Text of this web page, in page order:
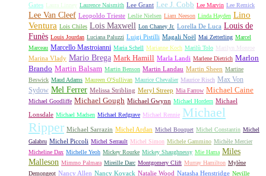
Gates Laura Linney Laurence Naismith Lee Grant Lee J. Cobb Lee Marvin Lee Remick
Lee Van Cleef Leopoldo Trieste Leslie Nielsen Liam Neeson Linda Hayden Lino
Ventura Lois Chiles Lois Maxwell Lon Chaney Jr. Lorella De Luca Louis de
Funès Louis Jourdan Luciana Paluzzi Luigi Pistilli Magali Noël Mai Zetterling Marcel
Marceau Marcello Mastroianni Maria Schell Marianne Koch Marilù Tolo Marilyn Monroe
Marina Vlady Mario Brega Mark Hamill Marla Landi Marlene Dietrich Marlon
Brando Martin Balsam Martin Benson Martin Landau Martin Sheen Martine
Beswick Maud Adams Maureen O'Sullivan Maurice Chevalier Maurice Risch Max Von
Sydow Mel Ferrer Melissa Stribling Meryl Streep Mia Farrow Michael Caine
Michael Goodliffe Michael Gough Michael Gwynn Michael Hordern Michael
Lonsdale Michael Madsen Michael Redgrave Michael Rennie Michael
Ripper Michael Sarrazin Michel Ardan Michel Bouquet Michel Constantin Michel
Galabru Michel Piccoli Michel Serrault Michel Simon Michele Gammino Michèle Mercier
Micheline Dax Michelle Yeoh Mickey Rourke Mickey Shaughnessy Mie Hama Miles
Malleson Mimmo Palmara Mireille Darc Montgomery Clift Murray Hamilton Mylène
Demongeot Nancy Allen Nancy Kovack Natalie Wood Natasha Henstridge Neville